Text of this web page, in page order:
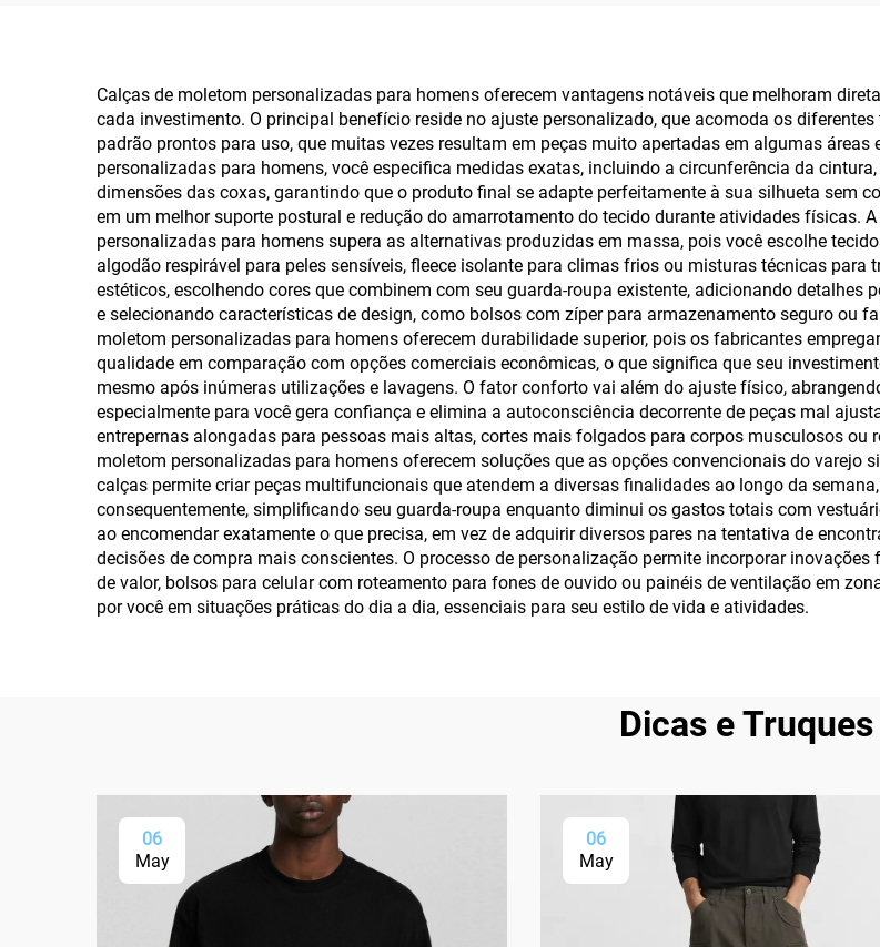
Ácida e Logotipo
com
Calças de moletom personalizadas para homens oferecem vantagens notáveis que melhoram
cada investimento. O principal benefício reside no ajuste personalizado, que acomoda os
padrão prontos para uso, que muitas vezes resultam em peças muito apertadas em algumas
personalizadas para homens, você especifica medidas exatas, incluindo a circunferência da
dimensões das coxas, garantindo que o produto final se adapte perfeitamente à sua silhueta sem
em um melhor suporte postural e redução do amarrotamento do tecido durante atividades físicas.
personalizadas para homens supera as alternativas produzidas em massa, pois você escolhe
algodão respirável para peles sensíveis, fleece isolante para climas frios ou misturas técnicas
estéticos, escolhendo cores que combinem com seu guarda-roupa existente, adicionando
e selecionando características de design, como bolsos com zíper para armazenamento seguro ou
moletom personalizadas para homens oferecem durabilidade superior, pois os fabricantes
qualidade em comparação com opções comerciais econômicas, o que significa que seu
mesmo após inúmeras utilizações e lavagens. O fator conforto vai além do ajuste físico,
especialmente para você gera confiança e elimina a autoconsciência decorrente de peças mal
entrepernas alongadas para pessoas mais altas, cortes mais folgados para corpos musculosos
moletom personalizadas para homens oferecem soluções que as opções convencionais do varejo
calças permite criar peças multifuncionais que atendem a diversas finalidades ao longo da
consequentemente, simplificando seu guarda-roupa enquanto diminui os gastos totais com
ao encomendar exatamente o que precisa, em vez de adquirir diversos pares na tentativa de
decisões de compra mais conscientes. O processo de personalização permite incorporar
de valor, bolsos para celular com roteamento para fones de ouvido ou painéis de ventilação em
por você em situações práticas do dia a dia, essenciais para seu estilo de vida e atividades.
Dicas e Truques
06
May
06
May